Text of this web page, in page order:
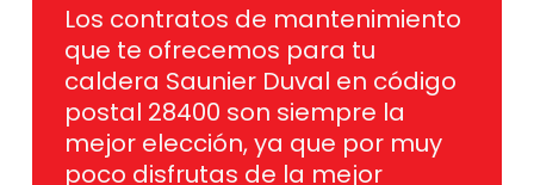
Los contratos de mantenimiento
que te ofrecemos para tu
caldera Saunier Duval en código
postal 28400 son siempre la
mejor elección, ya que por muy
poco disfrutas de la mejor